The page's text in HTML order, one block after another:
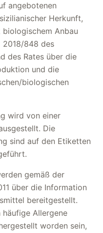
angebotenen
Herkunft,
Anbau
2018/848 des
des Rates über die
und die
biologischen
wird von einer
Die
sind auf den Etiketten
gemäß der
über die Information
bereitgestellt.
Allergene
worden sein,